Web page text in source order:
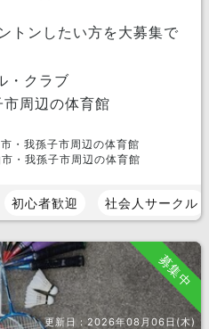
トンしたい方を大募集で
・クラブ
周辺の体育館
・我孫子市周辺の体育館
・我孫子市周辺の体育館
初心者歓迎 社会人サークル
募集中
更新日：2026年08月06日(木)